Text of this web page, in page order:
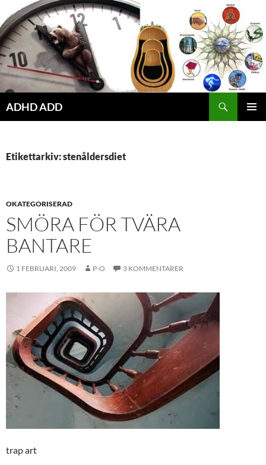
Hoppa
till
innehåll
ADHD ADD
Etikettarkiv: stenåldersdiet
OKATEGORISERAD
SMÖRA FÖR TVÄRA
BANTARE
1 FEBRUARI, 2009 P-O 3 KOMMENTARER
trap art